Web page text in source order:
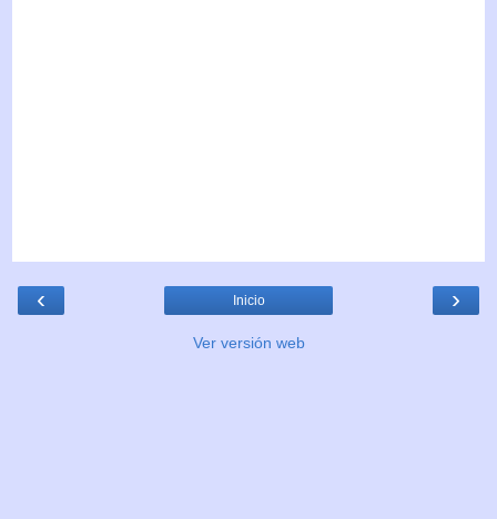
‹ ›
Inicio
Ver versión web